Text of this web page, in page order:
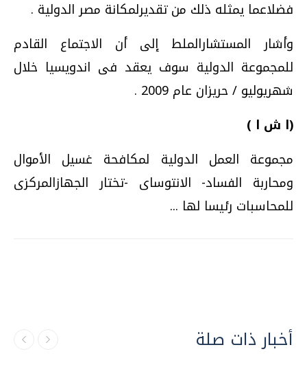
فضلاعما يمثله ذلك من تقديرلمكانة مصر الدولية .
وأشار المستشارالملط إلى أن الاجتماع القادم
للمجموعة الدولية سوف يعقد فى اندويسيا خلال
شهريوليو / حريزان عام 2009 .
(ا ش ا )
مجموعة العمل الدولية لمكافحة غسيل الأموال
ومحاربة الفساد- الانتوساى -تختار الجهازالمركزى
للمحاسبات رئيسا لها ...
أخبار ذات صلة